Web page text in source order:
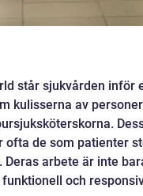
står sjukvården inför
kulisserna av
de som patienter
arbete är inte
och